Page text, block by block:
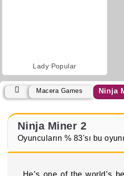
Lady Popular
Macera Games Ninja
Ninja Miner 2
Oyuncuların % 83'sı bu
He’s one of the world’s